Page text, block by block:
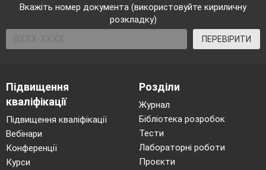
Вкажіть номер документа (використовуйте кириличну
розкладку)
ПЕРЕВІРИТИ
Підвищення
кваліфікації
Підвищення кваліфікації
Вебінари
Конференції
Курси
Розділи
Журнал
Бібліотека розробок
Тести
Лабораторні роботи
Проєкти